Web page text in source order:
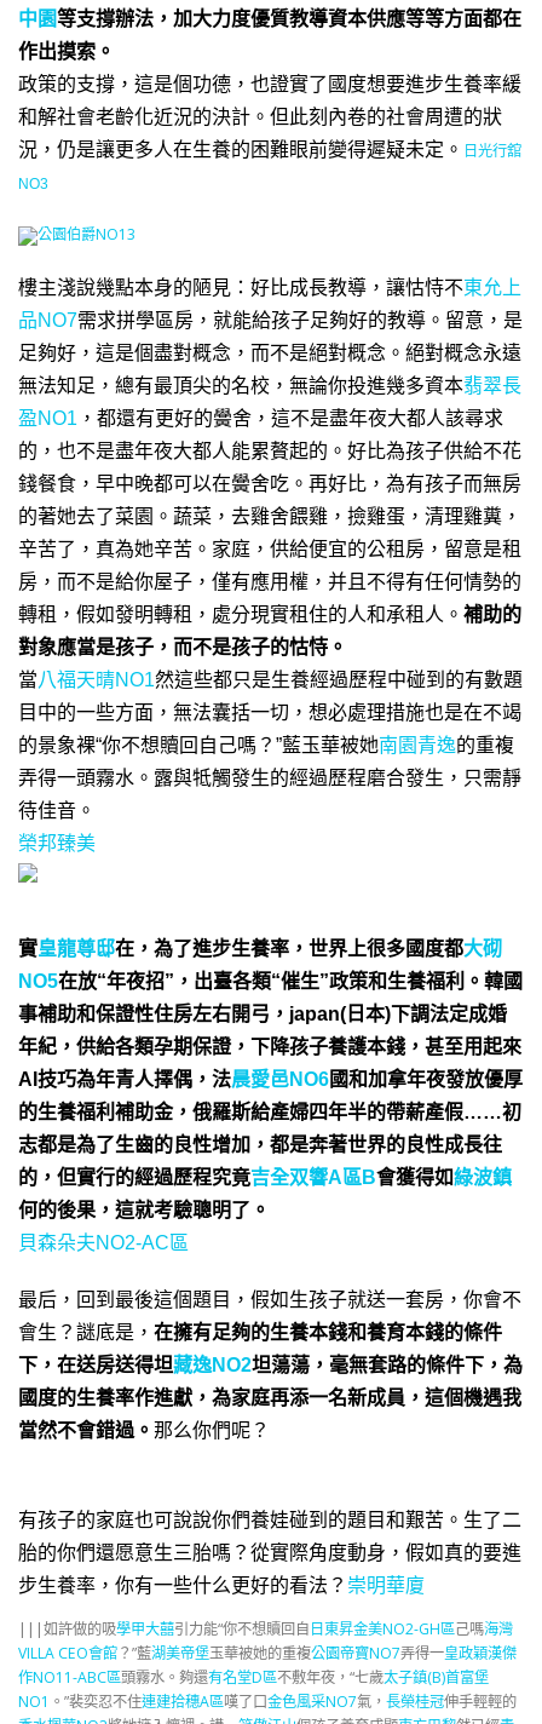
中園等支撐辦法， 加大力度優質教導資本供應等等方面都在
作出摸索。
政策的支撐，這是個功德，也證實了國度想要進步生養率緩
和解社會老齡化近況的決計。但此刻內卷的社會周遭的狀
況，仍是讓更多人在生養的困難眼前變得遲疑未定。 日光行舘
NO3
公園伯爵NO13
樓主淺說幾點本身的陋見： 好比成長教導，讓怙恃不東允上
品NO7需求拼學區房，就能給孩子足夠好的教導。 留意，是
足夠好，這是個盡對概念，而不是絕對概念。 絕對概念永遠
無法知足，總有最頂尖的名校，無論你投進幾多資本翡翠長
盈NO1 ，都還有更好的黌舍，這不是盡年夜大都人該尋求
的，也不是盡年夜大都人能累贅起的。 好比為孩子供給不花
錢餐食，早中晚都可以在黌舍吃。 再好比，為有孩子而無房
的著她去了菜園。蔬菜，去雞舍餵雞，撿雞蛋，清理雞糞，
辛苦了，真為她辛苦。家庭，供給便宜的公租房 ，留意是租
房，而不是給你屋子，僅有應用權，并且不得有任何情勢的
轉租，假如發明轉租，處分現實租住的人和承租人。 補助的
對象應當是孩子，而不是孩子的怙恃。
當八福天晴NO1然這些都只是生養經過歷程中碰到的有數題
目中的一些方面，無法囊括一切，想必處理措施也是在不竭
的景象裸“你不想贖回自己嗎？”藍玉華被她南園青逸的重複
弄得一頭霧水。露與牴觸發生的經過歷程磨合發生，只需靜
待佳音。
榮邦臻美
實皇龍尊邸在，為了進步生養率，世界上很多國度都大砌
NO5在放“年夜招”，出臺各類“催生”政策和生養福利。韓國
事補助和保證性住房左右開弓，japan(日本)下調法定成婚
年紀，供給各類孕期保證，下降孩子養護本錢，甚至用起來
AI技巧為年青人擇偶，法晨愛邑NO6國和加拿年夜發放優厚
的生養福利補助金，俄羅斯給產婦四年半的帶薪產假……初
志都是為了生齒的良性增加，都是奔著世界的良性成長往
的，但實行的經過歷程究竟吉全双響A區B會獲得如綠波鎮
何的後果，這就考驗聰明了。
貝森朵夫NO2-AC區
最后，回到最後這個題目，假如生孩子就送一套房，你會不
會生？謎底是， 在擁有足夠的生養本錢和養育本錢的條件
下，在送房送得坦藏逸NO2坦蕩蕩，毫無套路的條件下， 為
國度的生養率作進獻， 為家庭再添一名新成員，這個機遇我
當然不會錯過。 那么你們呢？
有孩子的家庭也可說說你們養娃碰到的題目和艱苦。生了二
胎的你們還愿意生三胎嗎？ 從實際角度動身，假如真的要進
步生養率，你有一些什么更好的看法？ 崇明華廈
|||如許做的吸學甲大囍引力能“你不想贖回自日東昇金美NO2-GH區己嗎海灣
VILLA CEO會館？”藍湖美帝堡玉華被她的重複公園帝寶NO7弄得一皇政穎漢傑
作NO11-ABC區頭霧水。夠還有名堂D區不敷年夜，“七歲太子鎮(B)首富堡
NO1 。”裴奕忍不住連建拾穗A區嘆了口金色風采NO7氣， 長榮桂冠伸手輕輕的